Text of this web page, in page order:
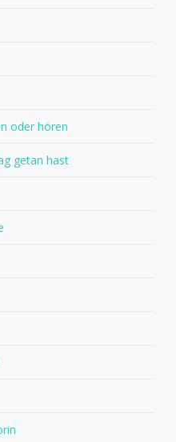
oder hören
getan hast